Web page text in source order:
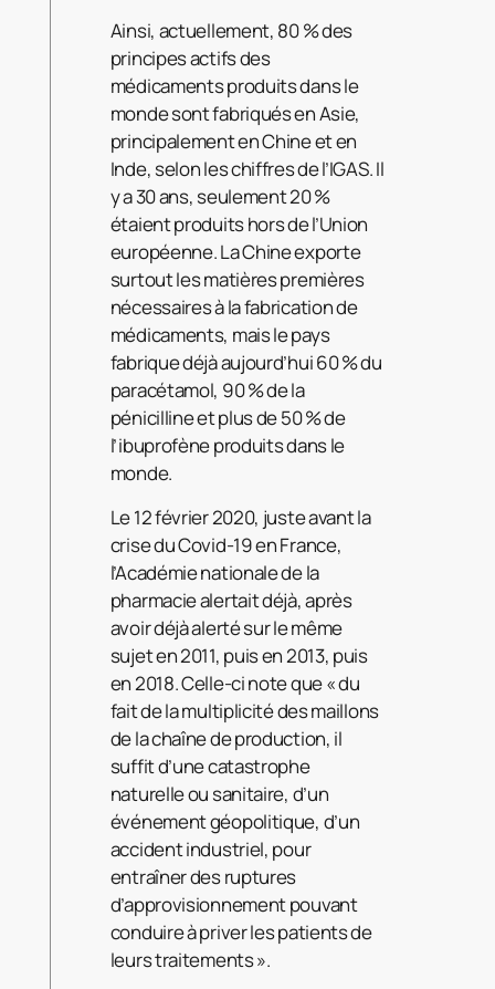
Ainsi, actuellement, 80 % des
principes actifs des
médicaments produits dans le
monde sont fabriqués en Asie,
principalement en Chine et en
Inde, selon les chiffres de l’IGAS. Il
y a 30 ans, seulement 20 %
étaient produits hors de l’Union
européenne. La Chine exporte
surtout les matières premières
nécessaires à la fabrication de
médicaments, mais le pays
fabrique déjà aujourd’hui 60 % du
paracétamol, 90 % de la
pénicilline et plus de 50 % de
l’ibuprofène produits dans le
monde.
Le 12 février 2020, juste avant la
crise du Covid-19 en France,
l’Académie nationale de la
pharmacie alertait déjà, après
avoir déjà alerté sur le même
sujet en 2011, puis en 2013, puis
en 2018. Celle-ci note que « du
fait de la multiplicité des maillons
de la chaîne de production, il
suffit d’une catastrophe
naturelle ou sanitaire, d’un
événement géopolitique, d’un
accident industriel, pour
entraîner des ruptures
d’approvisionnement pouvant
conduire à priver les patients de
leurs traitements ».